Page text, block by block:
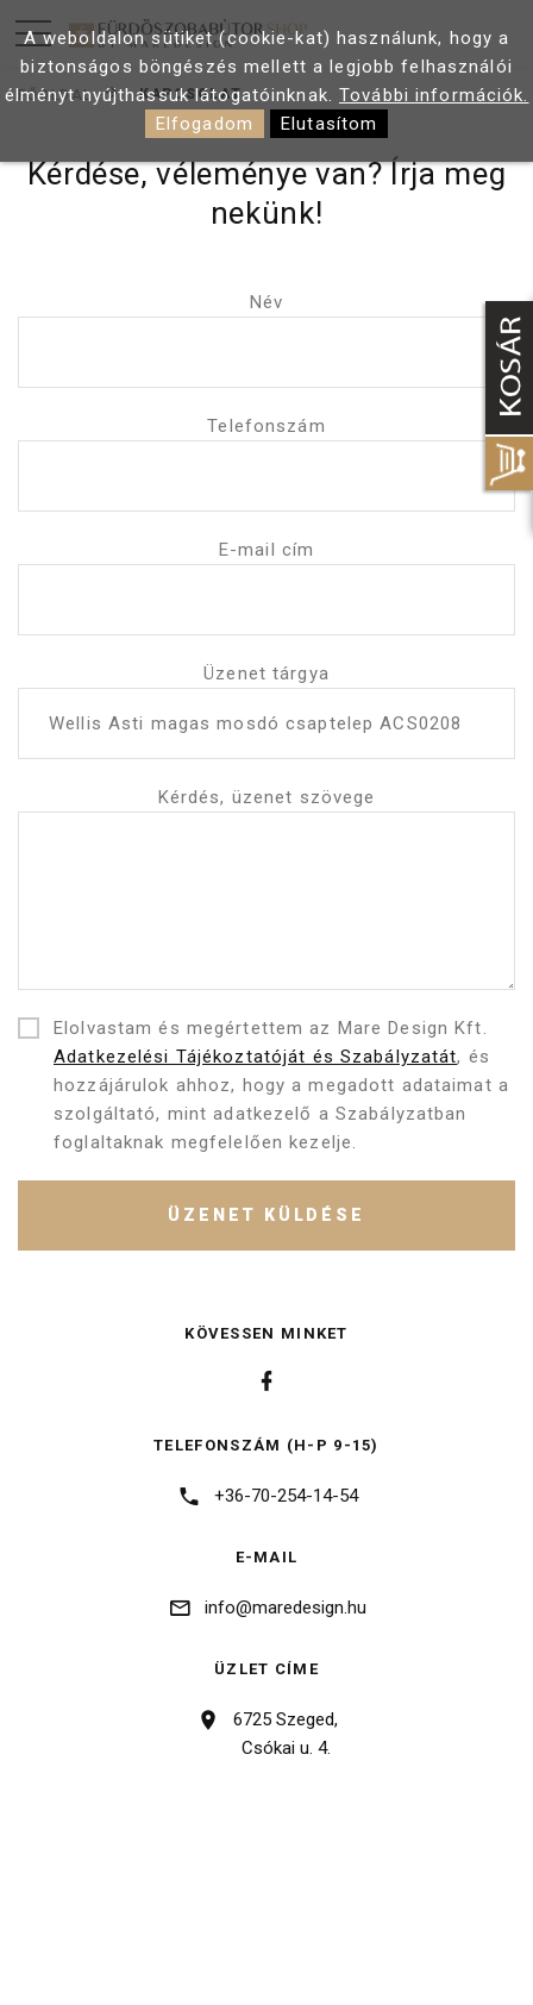
FŐOLDAL KAPCSOLAT
Kérdése, véleménye van? Írja meg
nekünk!
Név
Telefonszám
E-mail cím
Üzenet tárgya
Kérdés, üzenet szövege
Elolvastam és megértettem az Mare Design Kft.
Adatkezelési Tájékoztatóját és Szabályzatát, és
hozzájárulok ahhoz, hogy a megadott adataimat a
szolgáltató, mint adatkezelő a Szabályzatban
foglaltaknak megfelelően kezelje.
ÜZENET KÜLDÉSE
KÖVESSEN MINKET
TELEFONSZÁM (H-P 9-15)
+36-70-254-14-54
E-MAIL
info@maredesign.hu
ÜZLET CÍME
6725 Szeged,
Csókai u. 4.
A weboldalon sütiket (cookie-kat) használunk, hogy a
biztonságos böngészés mellett a legjobb felhasználói
élményt nyújthassuk látogatóinknak. További információk.
Elfogadom
Elutasítom